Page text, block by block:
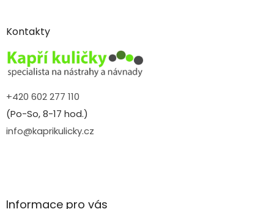
aKontakty
+420 602 277 110
(Po-So, 8-17 hod.)
info@kaprikulicky.cz
Informace pro vás